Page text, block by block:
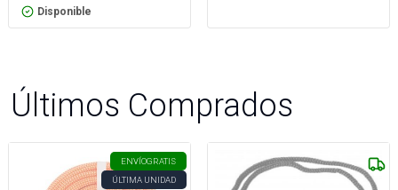
Disponible
Últimos Comprados
ENVÍOGRATIS
ÚLTIMA UNIDAD